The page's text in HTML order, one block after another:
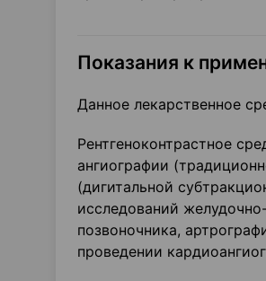
Показания к
Данное лекарственное
Рентгеноконтрастное
ангиографии
(дигитальной
исследований
позвоночника,
проведении